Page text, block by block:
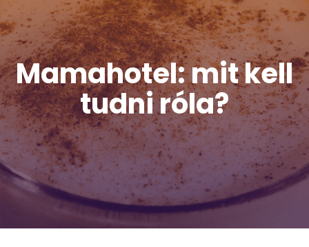
Mamahotel: mit kell
tudni róla?